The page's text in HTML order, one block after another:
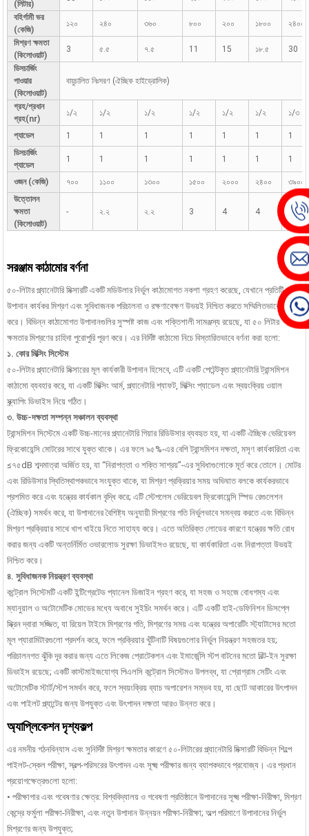
(লিটার)
বহির্গামী ভর
(কেজি)
১২০ ২৪০ ৩৬০ ৮০০ ২০০ ১৮০০
২৪০০
মিশ্রণ ক্ষমতা
(কিলোওয়াট)
3 ৫.৫ ৭.৫ 11 15 ১৮.৫
30
ডিসচার্জিং
পাওয়ার
(কিলোওয়াট)
বায়ুচালিত নিঃসরণ (ঐচ্ছিক হাইড্রোলিক)
গ্রহ/প্রধান
গ্রহ(nr)
১/২ ১/২ ১/২ ১/২ ১/২ ১/২ ১/৩
প্যাডেল 1 1 1 1 1 1
1
ডিসচার্জিং
প্যাডেল
1 1 1 1 1 1 1
ওজন (কেজি) ৭০০ ১১০০ ১৩০০ ১৫০০ ২০০০ ২৪০০
৩৯০০
উত্তোলন
ক্ষমতা
(কিলোওয়াট)
- ২.২ ২.২ 3 4 4 ৭.৫
সরঞ্জাম কাঠামোর বর্ণনা
৫০-লিটার প্ল্যানেটারি মিক্সারটি একটি মডিউলার নির্ভুল কাঠামোগত নকশা গ্রহণ করেছে, যেখানে প্রতিটি মূল
উপাদান কার্যকর মিশ্রণ এবং সুবিধাজনক পরিচালনা ও রক্ষণাবেক্ষণ উভয়ই নিশ্চিত করতে সম্মিলিতভাবে কাজ
করে। বিভিন্ন কাঠামোগত উপাদানগুলির সুস্পষ্ট কাজ এবং শক্তিশালী সামঞ্জস্য রয়েছে, যা ৫০ লিটার
ক্ষমতার মিশ্রণের চাহিদা পুরোপুরি পূরণ করে। এর নির্দিষ্ট কাঠামো নিচে বিস্তারিতভাবে বর্ণনা করা হলো:
১. কোর মিক্সিং সিস্টেম
৫০-লিটার প্ল্যানেটারি মিক্সারের মূল কার্যকারী উপাদান হিসেবে, এটি একটি পেটেন্টকৃত প্ল্যানেটারি ট্রান্সমিশন
কাঠামো ব্যবহার করে, যা একটি মিক্সিং আর্ম, প্ল্যানেটারি শ্যাফট, মিক্সিং প্যাডেল এবং স্বয়ংক্রিয় ওয়াল
স্ক্র্যাপিং ডিভাইস নিয়ে গঠিত।
৩. উচ্চ-দক্ষতা সম্পন্ন সঞ্চালন ব্যবস্থা
ট্রান্সমিশন সিস্টেমে একটি উচ্চ-মানের প্ল্যানেটারি গিয়ার রিডিউসার ব্যবহৃত হয়, যা একটি ঐচ্ছিক ভেরিয়েবল
ফ্রিকোয়েন্সি মোটরের সাথে যুক্ত থাকে। এর ফলে ৯৫%-এর বেশি ট্রান্সমিশন দক্ষতা, মসৃণ কার্যকারিতা এবং
≤৭৫dB শব্দমাত্রা অর্জিত হয়, যা “নিরাপত্তা ও শক্তি সাশ্রয়”-এর সুবিধাগুলোকে মূর্ত করে তোলে। মোটর
এবং রিডিউসার স্থিতিস্থাপকভাবে সংযুক্ত থাকে, যা মিশ্রণ প্রক্রিয়ার সময় অভিঘাত বলকে কার্যকরভাবে
প্রশমিত করে এবং যন্ত্রের কার্যকাল বৃদ্ধি করে; এটি স্টেপলেস ভেরিয়েবল ফ্রিকোয়েন্সি স্পিড রেগুলেশন
(ঐচ্ছিক) সমর্থন করে, যা উপাদানের বৈশিষ্ট্য অনুযায়ী মিশ্রণের গতি নির্ভুলভাবে সমন্বয় করতে এবং বিভিন্ন
মিশ্রণ প্রক্রিয়ার সাথে খাপ খাইয়ে নিতে সাহায্য করে। এতে অতিরিক্ত লোডের কারণে যন্ত্রের ক্ষতি রোধ
করার জন্য একটি অন্তর্নির্মিত ওভারলোড সুরক্ষা ডিভাইসও রয়েছে, যা কার্যকারিতা এবং নিরাপত্তা উভয়ই
নিশ্চিত করে।
৪. সুবিধাজনক নিয়ন্ত্রণ ব্যবস্থা
কন্ট্রোল সিস্টেমটি একটি ইন্টিগ্রেটেড প্যানেল ডিজাইন গ্রহণ করে, যা সহজ ও সহজে বোধগম্য এবং
ম্যানুয়াল ও অটোমেটিক মোডের মধ্যে অবাধে সুইচিং সমর্থন করে। এটি একটি হাই-ডেফিনিশন ডিসপ্লে
স্ক্রিন দ্বারা সজ্জিত, যা রিয়েল টাইমে মিশ্রণের গতি, মিশ্রণের সময় এবং যন্ত্রের অপারেটিং স্ট্যাটাসের মতো
মূল প্যারামিটারগুলো প্রদর্শন করে, ফলে প্রক্রিয়ার খুঁটিনাটি বিষয়গুলোর নির্ভুল নিয়ন্ত্রণ সহজতর হয়;
পরিচালনগত ঝুঁকি দূর করার জন্য এতে লিকেজ প্রোটেকশন এবং ইমার্জেন্সি স্টপ বাটনের মতো বিল্ট-ইন সুরক্ষা
ডিভাইস রয়েছে; একটি কাস্টমাইজযোগ্য পিএলসি কন্ট্রোল সিস্টেমও উপলব্ধ, যা প্রোগ্রাম সেটিং এবং
অটোমেটিক স্টার্ট/স্টপ সমর্থন করে, ফলে স্বয়ংক্রিয় ব্যাচ অপারেশন সম্ভব হয়, যা ছোট আকারের উৎপাদন
এবং পাইলট প্ল্যান্টের জন্য উপযুক্ত এবং উৎপাদন দক্ষতা আরও উন্নত করে।
অ্যাপ্লিকেশন দৃশ্যকল্প
এর নমনীয় গঠনবিন্যাস এবং সুনির্দিষ্ট মিশ্রণ ক্ষমতার কারণে ৫০-লিটারের প্ল্যানেটারি মিক্সারটি বিভিন্ন শিল্পে
পাইলট-স্কেল পরীক্ষা, স্বল্প-পরিসরের উৎপাদন এবং সূক্ষ্ম পরীক্ষার জন্য ব্যাপকভাবে প্রযোজ্য। এর প্রধান
প্রয়োগক্ষেত্রগুলো হলো:
• পরীক্ষাগার এবং গবেষণার ক্ষেত্র: বিশ্ববিদ্যালয় ও গবেষণা প্রতিষ্ঠানে উপাদানের সূক্ষ্ম পরীক্ষা-নিরীক্ষা, মিশ্রণ
কেন্দ্রে ফর্মুলা পরীক্ষা-নিরীক্ষা, এবং নতুন উপাদান উন্নয়ন পরীক্ষা-নিরীক্ষা; অল্প পরিমাণে উপাদানের নির্ভুল
মিশ্রণের জন্য উপযুক্ত;